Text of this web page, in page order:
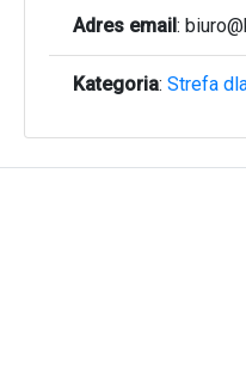
Adres email:
Kategoria: Strefa